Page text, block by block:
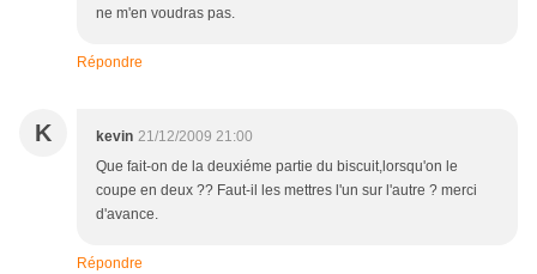
ne m'en voudras pas.
Répondre
K kevin 21/12/2009 21:00
Que fait-on de la deuxiéme partie du biscuit,lorsqu'on le
coupe en deux ?? Faut-il les mettres l'un sur l'autre ? merci
d'avance.
Répondre